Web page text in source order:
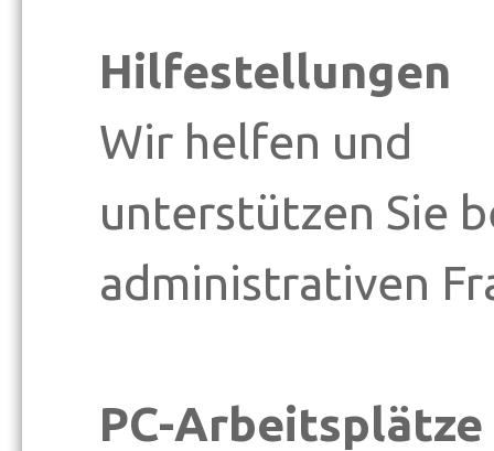
Hilfestellungen
Wir helfen und
unterstützen Sie
administrativen
PC-Arbeitsplätze